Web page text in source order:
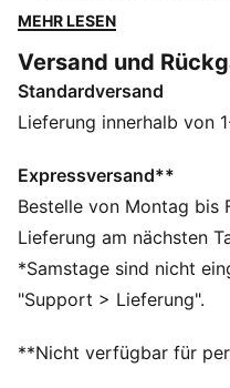
verbesserte Ballkontrolle.
auf dem Feld agil und
FEATURES + VORTEILE
Das Obermaterial der
K-BETTER™: Besser ohne
Obermaterial nicht
einzigartige KING
Strapazierfähigkeit in
Version
ORTHOLITE®: Ferse mit
GRIPCONTROL 3D:
MEHR LESEN
Versand und
Standardversand
Lieferung innerhalb von
Expressversand**
Bestelle von Montag bis
Lieferung am nächsten
*Samstage sind nicht
"Support > Lieferung".
**Nicht verfügbar für